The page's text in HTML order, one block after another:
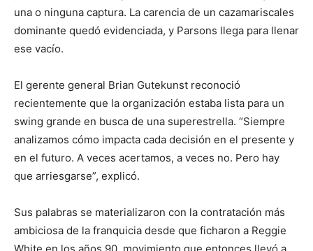
una o ninguna captura. La carencia de un cazamariscales
dominante quedó evidenciada, y Parsons llega para llenar
ese vacío.
El gerente general Brian Gutekunst reconoció
recientemente que la organización estaba lista para un
swing grande en busca de una superestrella. “Siempre
analizamos cómo impacta cada decisión en el presente y
en el futuro. A veces acertamos, a veces no. Pero hay
que arriesgarse”, explicó.
Sus palabras se materializaron con la contratación más
ambiciosa de la franquicia desde que ficharon a Reggie